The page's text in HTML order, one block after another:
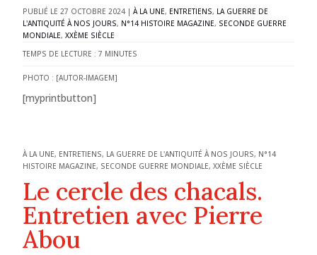
27 OCTOBRE 2024 |À LA UNE, ENTRETIENS, LA GUERRE DE
L'ANTIQUITÉ À NOS JOURS, N°14 HISTOIRE MAGAZINE, SECONDE GUERRE
MONDIALE,XXÈME SIÈCLE
TEMPS DE LECTURE : 7 MINUTES
PHOTO : [AUTOR-IMAGEM]
[myprintbutton]
À LA UNE, ENTRETIENS, LA GUERRE DE L'ANTIQUITÉ À NOS JOURS, N°14
HISTOIRE MAGAZINE, SECONDE GUERRE MONDIALE,XXÈME SIÈCLE
Le cercle des chacals.
Entretien avec Pierre
Abou